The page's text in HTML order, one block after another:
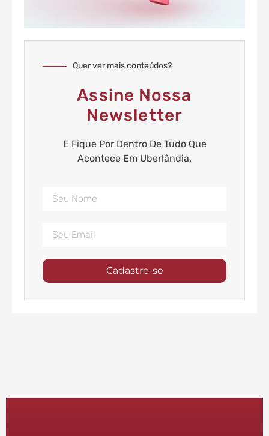
Quer ver mais conteúdos?
Assine Nossa
Newsletter
E Fique Por Dentro De Tudo Que
Acontece Em Uberlândia.
Cadastre-se